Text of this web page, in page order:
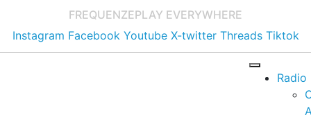
FREQUENZEPLAY EVERYWHERE
Instagram Facebook Youtube X-twitter Threads Tiktok
Radio